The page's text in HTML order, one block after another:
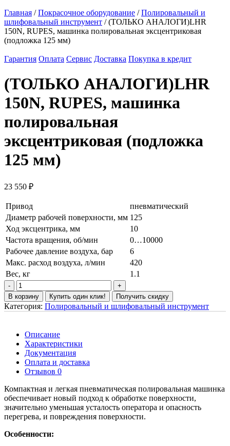
Главная /Покрасочное оборудование /Полировальный и
шлифовальный инструмент / (ТОЛЬКО АНАЛОГИ)LHR
150N, RUPES, машинка полировальная эксцентриковая
(подложка 125 мм)
Гарантия Оплата Сервис Доставка Покупка в кредит
(ТОЛЬКО АНАЛОГИ)LHR
150N, RUPES, машинка
полировальная
эксцентриковая (подложка
125 мм)
23 550 ₽
Привод
пневматический
Диаметр рабочей поверхности, мм 125
Ход эксцентрика, мм
10
Частота вращения, об/мин
0…10000
Рабочее давление воздуха, бар
6
Макс. расход воздуха, л/мин
420
Вес, кг
1.1
В корзину Купить один клик! Получить скидку
Категория: Полировальный и шлифовальный инструмент
Описание
Характеристики
Документация
Оплата и доставка
Отзывов 0
Компактная и легкая пневматическая полировальная машинка
обеспечивает новый подход к обработке поверхности,
значительно уменьшая усталость оператора и опасность
перегрева, и повреждения поверхности.
Особенности: